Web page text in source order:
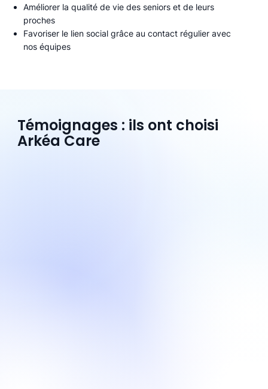
Améliorer la qualité de vie des seniors et de leurs
proches
Favoriser le lien social grâce au contact régulier avec
nos équipes
Témoignages : ils ont choisi
Arkéa Care